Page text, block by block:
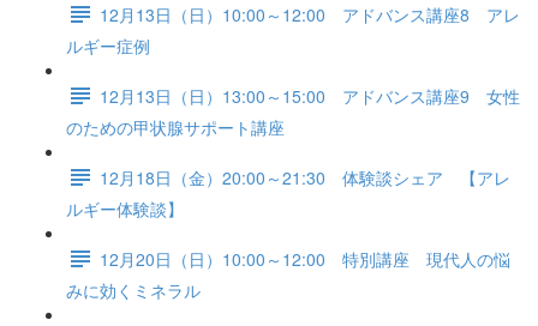
12月13日（日）10:00～12:00 アドバンス講座8 アレ
ルギー症例
12月13日（日）13:00～15:00 アドバンス講座9 女性
のための甲状腺サポート講座
12月18日（金）20:00～21:30 体験談シェア 【アレ
ルギー体験談】
12月20日（日）10:00～12:00 特別講座 現代人の悩
みに効くミネラル